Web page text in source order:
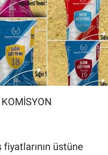
fiyatlarının üstüne